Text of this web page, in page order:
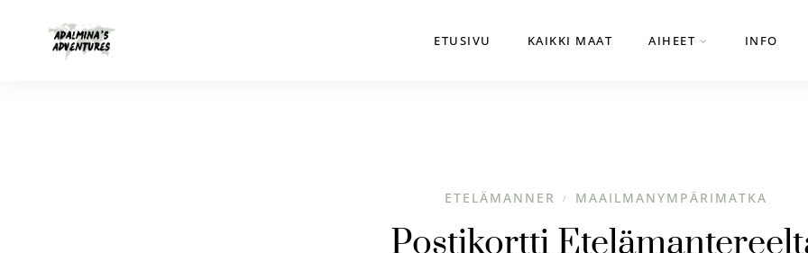
ETUSIVU KAIKKI MAAT AIHEET INFO
ETELÄMANNER / MAAILMANYMPÄRIMATKA
Postikortti